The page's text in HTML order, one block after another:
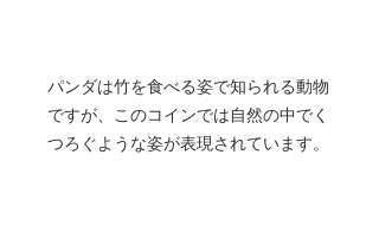
パンダは竹を食べる姿で知られる動物
ですが、このコインでは自然の中でく
つろぐような姿が表現されています。